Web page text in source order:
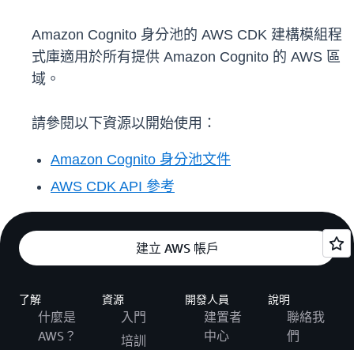
Amazon Cognito 身分池的 AWS CDK 建構模組程
式庫適用於所有提供 Amazon Cognito 的 AWS 區
域。
請參閱以下資源以開始使用：
Amazon Cognito 身分池文件
AWS CDK API 參考
建立 AWS 帳戶
了解
什麼是
AWS？
資源
入門
培訓
開發人員
建置者
中心
說明
聯絡我
們